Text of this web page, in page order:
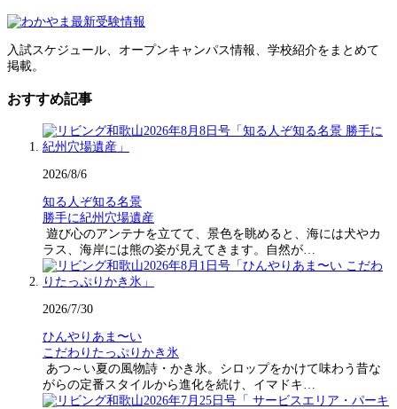
入試スケジュール、オープンキャンパス情報、学校紹介をまとめて
掲載。
おすすめ記事
2026/8/6
知る人ぞ知る名景
勝手に紀州穴場遺産
遊び心のアンテナを立てて、景色を眺めると、海には犬やカ
ラス、海岸には熊の姿が見えてきます。自然が…
2026/7/30
ひんやりあま〜い
こだわりたっぷりかき氷
あつ～い夏の風物詩・かき氷。シロップをかけて味わう昔な
がらの定番スタイルから進化を続け、イマドキ…